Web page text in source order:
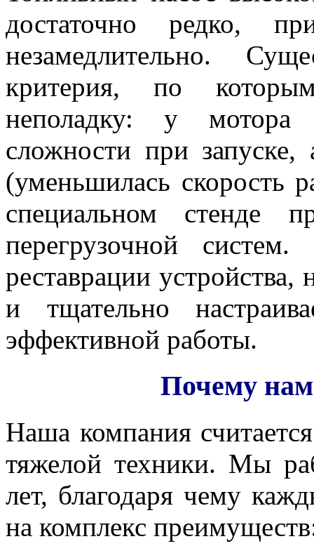
достаточно редко,
незамедлительно.
критерия, по
неполадку: у мотора
сложности при
(уменьшилась скорость
специальном стенде
перегрузочной
реставрации
и тщательно
эффективной работы.
Почему нам
Наша компания
тяжелой техники. Мы
лет, благодаря чему
на комплекс